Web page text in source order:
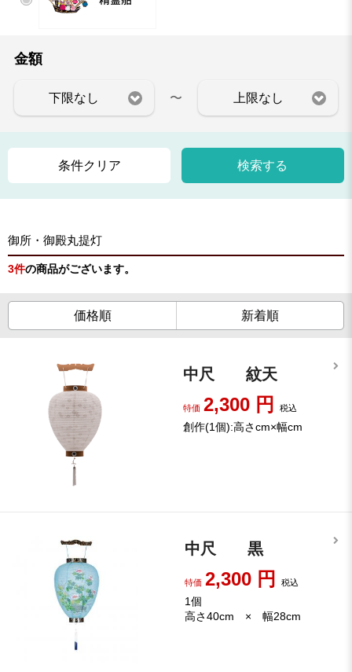
金額
下限なし 〜 上限なし
条件クリア 検索する
御所・御殿丸提灯
3件の商品がございます。
価格順 新着順
中尺 紋天
特価 2,300 円税込
創作(1個):高さcm×幅cm
中尺 黒
特価 2,300 円税込
1個
高さ40cm × 幅28cm